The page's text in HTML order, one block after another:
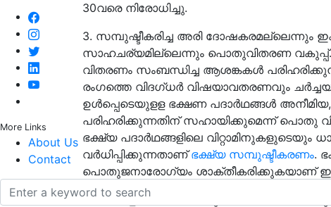
More Links
About Us
Contact
30വരെ നിരോധിച്ചു.
3. സമ്പുഷ്ടീകരിച്ച അരി ദോഷകരമല്ലെന്നും
സാഹചര്യമില്ലെന്നും പൊതുവിതരണ വകുപ്പ്.
വിതരണം സംബന്ധിച്ച ആശങ്കകള്‍
രംഗത്തെ വിദഗ്ധര്‍ വിഷയാവതരണവും ചര്‍ച്ചയും
ഉള്‍പ്പെടെയുളള ഭക്ഷണ പദാര്‍ഥങ്ങള്‍
പരിഹരിക്കുന്നതിന് സഹായിക്കുമെന്ന് പൊതു
ഭക്ഷ്യ പദാര്‍ഥങ്ങളിലെ
വർധിപ്പിക്കുന്നതാണ്ഭക്ഷ്യ സമ്പുഷ്ടീകരണം.
പൊതുജനാരോഗ്യം ശാക്തീകരിക്കുകയാണ്
4. മിൽമ ഉൽപന്നങ്ങൾ കൂടി വിതരണം